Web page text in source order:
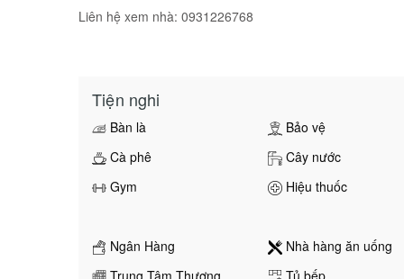
Liên hệ xem nhà: 0931226768
Tiện nghi
Bàn là
Bảo vệ
Cà phê
Cây nước
Gym
Hiệu thuốc
Ngân Hàng
Nhà hàng ăn uống
Trung Tâm Thương
Tủ bếp